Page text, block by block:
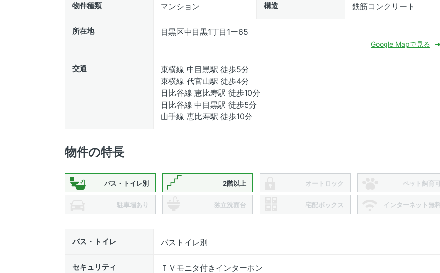
物件種類 マンション 構造 鉄筋コンクリート
所在地 目黒区中目黒1丁目1ー65
Google Mapで見る
交通
東横線 中目黒駅 徒歩5分
東横線 代官山駅 徒歩4分
日比谷線 恵比寿駅 徒歩10分
日比谷線 中目黒駅 徒歩5分
山手線 恵比寿駅 徒歩10分
物件の特長
バス・トイレ別 2階以上 オートロック ペット飼育
駐車場あり 独立洗面台 宅配ボックス インターネット無
バス・トイレ バストイレ別
セキュリティ ＴＶモニタ付きインターホン